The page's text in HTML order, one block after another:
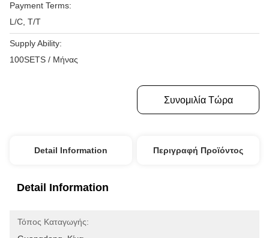
Payment Terms:
L/C, T/T
Supply Ability:
100SETS / Μήνας
Συνομιλία Τώρα
Detail Information Περιγραφή Προϊόντος
Detail Information
Τόπος Καταγωγής: